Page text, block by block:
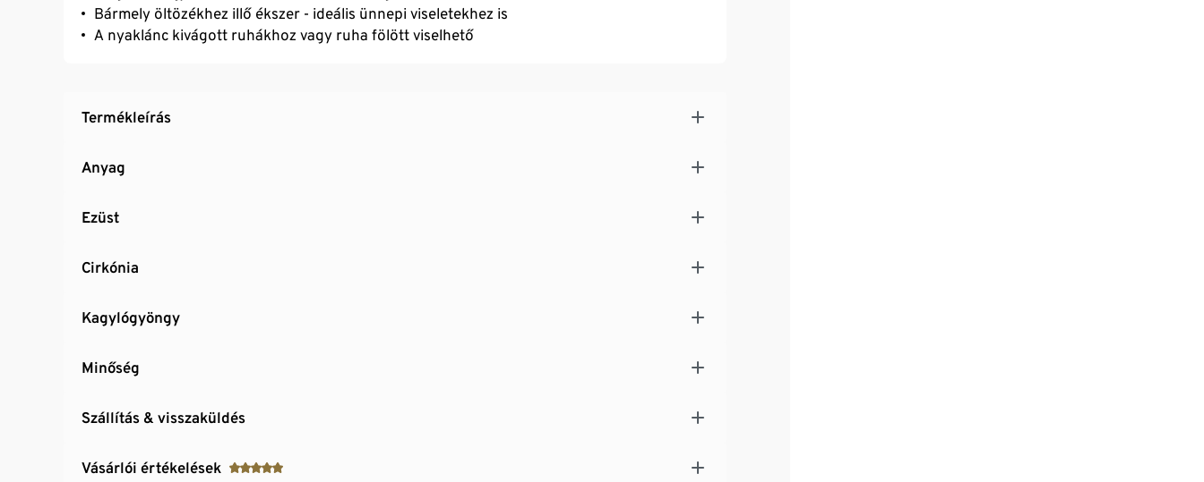
Bármely öltözékhez illő ékszer - ideális ünnepi viseletekhez is
A nyaklánc kivágott ruhákhoz vagy ruha fölött viselhető
Termékleírás
Anyag
Ezüst
Cirkónia
Kagylógyöngy
Minőség
Szállítás & visszaküldés
Vásárlói értékelések